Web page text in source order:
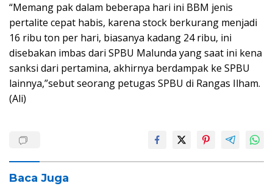
“Memang pak dalam beberapa hari ini BBM jenis
pertalite cepat habis, karena stock berkurang menjadi
16 ribu ton per hari, biasanya kadang 24 ribu, ini
disebakan imbas dari SPBU Malunda yang saat ini kena
sanksi dari pertamina, akhirnya berdampak ke SPBU
lainnya,”sebut seorang petugas SPBU di Rangas Ilham.
(Ali)
Baca Juga